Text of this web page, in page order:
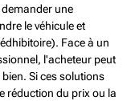
une
le véhicule et
Face à un
l'acheteur peut
Si ces solutions
réduction du prix ou la